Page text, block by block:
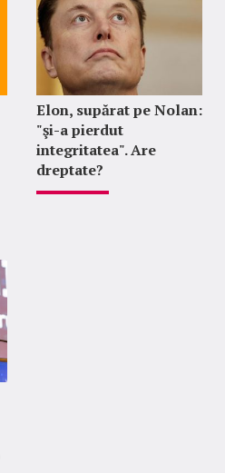
Elon, supărat pe Nolan:
"şi-a pierdut
integritatea". Are
dreptate?